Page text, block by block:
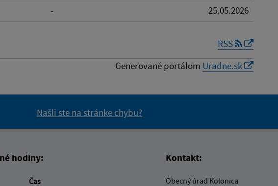
- 25.05.2026
RSS
Generované portálom Uradne.sk
Našli ste na stránke chybu?
hodiny:
Čas
Kontakt:
Obecný úrad Kolonica